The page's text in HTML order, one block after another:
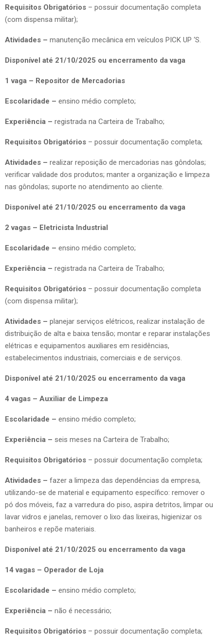
Requisitos Obrigatórios – possuir documentação completa
(com dispensa militar);
Atividades – manutenção mecânica em veículos PICK UP ‘S.
Disponível até 21/10/2025 ou encerramento da vaga
1 vaga – Repositor de Mercadorias
Escolaridade – ensino médio completo;
Experiência – registrada na Carteira de Trabalho;
Requisitos Obrigatórios – possuir documentação completa;
Atividades – realizar reposição de mercadorias nas gôndolas;
verificar validade dos produtos; manter a organização e limpeza
nas gôndolas; suporte no atendimento ao cliente.
Disponível até 21/10/2025 ou encerramento da vaga
2 vagas – Eletricista Industrial
Escolaridade – ensino médio completo;
Experiência – registrada na Carteira de Trabalho;
Requisitos Obrigatórios – possuir documentação completa
(com dispensa militar);
Atividades – planejar serviços elétricos, realizar instalação de
distribuição de alta e baixa tensão; montar e reparar instalações
elétricas e equipamentos auxiliares em residências,
estabelecimentos industriais, comerciais e de serviços.
Disponível até 21/10/2025 ou encerramento da vaga
4 vagas – Auxiliar de Limpeza
Escolaridade – ensino médio completo;
Experiência – seis meses na Carteira de Trabalho;
Requisitos Obrigatórios – possuir documentação completa;
Atividades – fazer a limpeza das dependências da empresa,
utilizando-se de material e equipamento específico: remover o
pó dos móveis, faz a varredura do piso, aspira detritos, limpar ou
lavar vidros e janelas, remover o lixo das lixeiras, higienizar os
banheiros e repõe materiais.
Disponível até 21/10/2025 ou encerramento da vaga
14 vagas – Operador de Loja
Escolaridade – ensino médio completo;
Experiência – não é necessário;
Requisitos Obrigatórios – possuir documentação completa;